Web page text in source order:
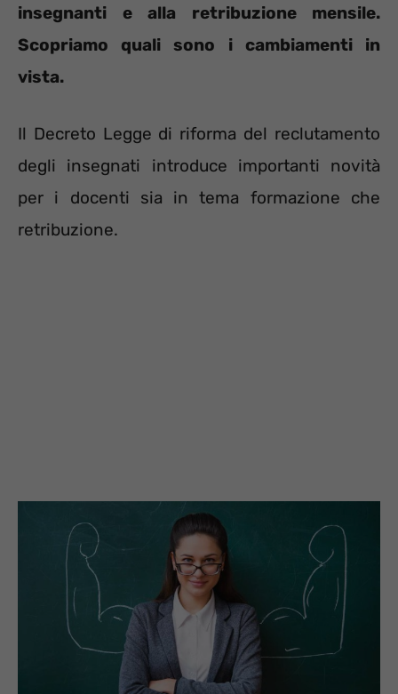
insegnanti e alla retribuzione mensile.
Scopriamo quali sono i cambiamenti in
vista.
Il Decreto Legge di riforma del reclutamento
degli insegnati introduce importanti novità
per i docenti sia in tema formazione che
retribuzione.